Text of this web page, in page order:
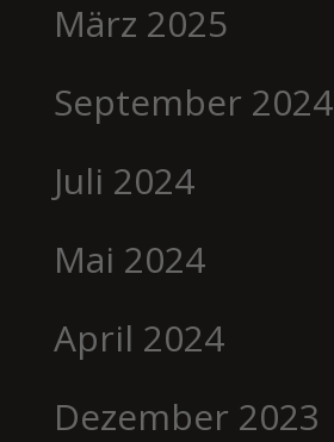
März 2025
September 2024
Juli 2024
Mai 2024
April 2024
Dezember 2023